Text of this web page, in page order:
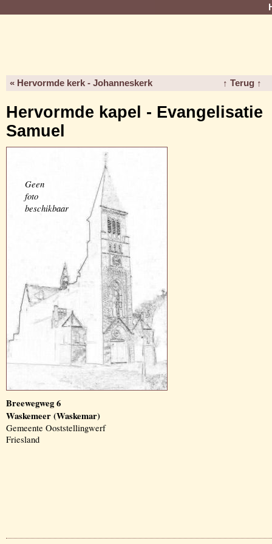
« Hervormde kerk - Johanneskerk ↑ Terug ↑
Hervormde kapel - Evangelisatie
Samuel
Geen
foto
beschikbaar
Breewegweg 6
Waskemeer (Waskemar)
Gemeente Ooststellingwerf
Friesland